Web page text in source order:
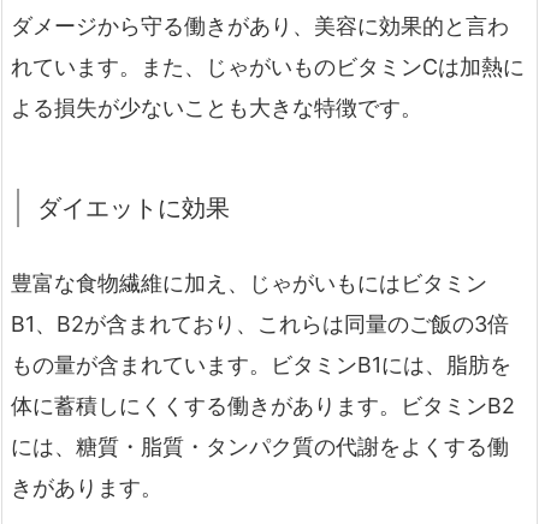
ダメージから守る働きがあり、美容に効果的と言わ
れています。また、じゃがいものビタミンCは加熱に
よる損失が少ないことも大きな特徴です。
ダイエットに効果
豊富な食物繊維に加え、じゃがいもにはビタミン
B1、B2が含まれており、これらは同量のご飯の3倍
もの量が含まれています。ビタミンB1には、脂肪を
体に蓄積しにくくする働きがあります。ビタミンB2
には、糖質・脂質・タンパク質の代謝をよくする働
きがあります。